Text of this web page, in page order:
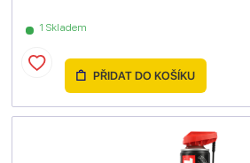
1 Skladem
PŘIDAT DO KOŠÍKU